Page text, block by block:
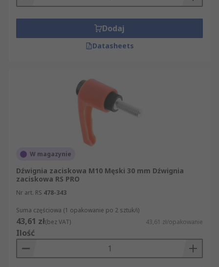
Dodaj
Datasheets
W magazynie
Dźwignia zaciskowa M10 Męski 30 mm Dźwignia
zaciskowa RS PRO
Nr art. RS 478-343
Suma częściowa (1 opakowanie po 2 sztuk/i)
43,61 zł(bez VAT) 43,61 zł/opakowanie
Ilość